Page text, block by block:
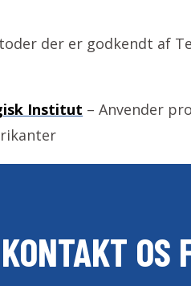
der er godkendt af
Institut – Anvender
KONTAKT OS